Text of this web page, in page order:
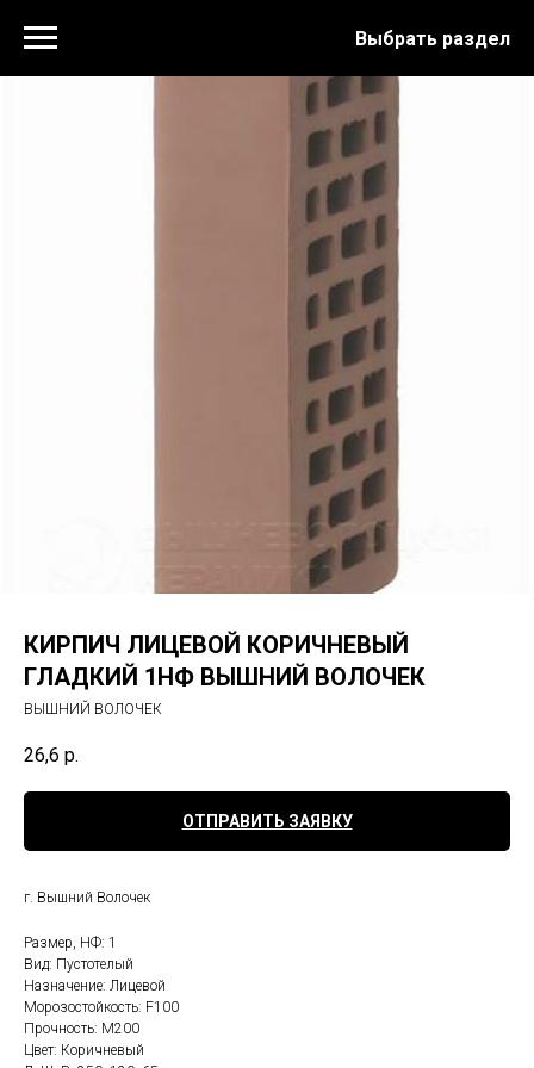
Выбрать раздел
КИРПИЧ ЛИЦЕВОЙ КОРИЧНЕВЫЙ
ГЛАДКИЙ 1НФ ВЫШНИЙ ВОЛОЧЕК
ВЫШНИЙ ВОЛОЧЕК
26,6 р.
ОТПРАВИТЬ ЗАЯВКУ
г. Вышний Волочек
Размер, НФ: 1
Вид: Пустотелый
Назначение: Лицевой
Морозостойкость: F100
Прочность: М200
Цвет: Коричневый